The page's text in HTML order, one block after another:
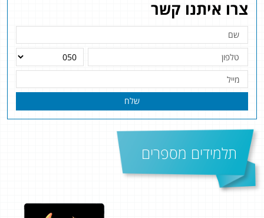
צרו איתנו קשר
שלח
תלמידים מספרים